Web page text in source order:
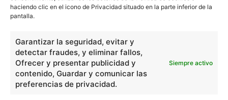
haciendo clic en el icono de Privacidad situado en la parte inferior de la
pantalla.
Garantizar la seguridad, evitar y
detectar fraudes, y eliminar fallos,
Ofrecer y presentar publicidad y
contenido, Guardar y comunicar las
preferencias de privacidad.
Siempre activo